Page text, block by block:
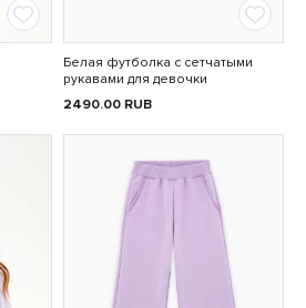
Белая футболка с сетчатыми
рукавами для девочки
2490.00 RUB